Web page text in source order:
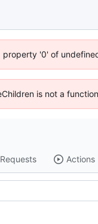
'0' of
is not a
Actions